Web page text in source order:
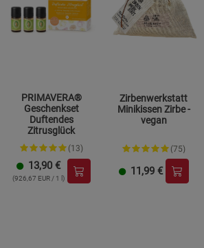
PRIMAVERA®
Geschenkset
Duftendes
Zitrusglück
(13)
13,90 €
(926,67 EUR / 1 l)
Zirbenwerkstatt
Minikissen Zirbe -
vegan
(75)
11,99 €